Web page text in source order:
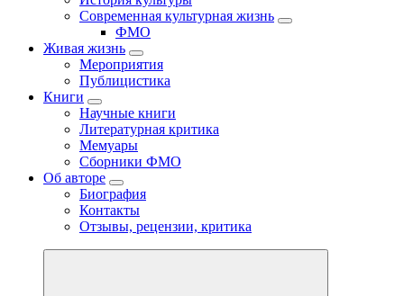
Современная культурная жизнь
ФМО
Живая жизнь
Мероприятия
Публицистика
Книги
Научные книги
Литературная критика
Мемуары
Сборники ФМО
Об авторе
Биография
Контакты
Отзывы, рецензии, критика